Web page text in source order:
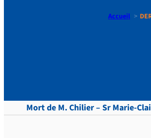
Accueil
Mort de M. Chilier – Sr Marie-